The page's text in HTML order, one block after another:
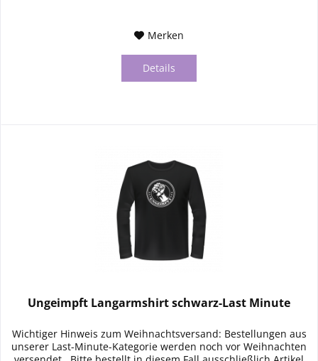
Merken
Details
Ungeimpft Langarmshirt schwarz-Last Minute
Wichtiger Hinweis zum Weihnachtsversand: Bestellungen aus
unserer Last-Minute-Kategorie werden noch vor Weihnachten